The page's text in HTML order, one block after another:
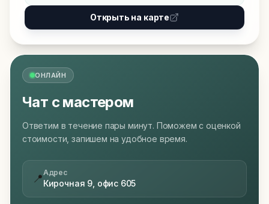
Открыть на карте
ОНЛАЙН
Чат с мастером
Ответим в течение пары минут. Поможем с оценкой
стоимости, запишем на удобное время.
📍Адрес
Кирочная 9, офис 605